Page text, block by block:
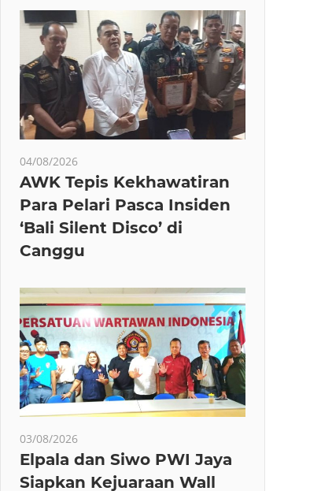
04/08/2026
AWK Tepis Kekhawatiran
Para Pelari Pasca Insiden
‘Bali Silent Disco’ di
Canggu
03/08/2026
Elpala dan Siwo PWI Jaya
Siapkan Kejuaraan Wall